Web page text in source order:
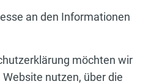
an den Informationen
möchten wir
nutzen, über die